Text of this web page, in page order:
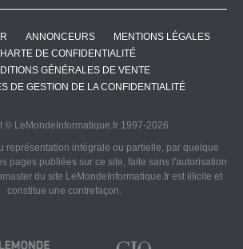
ANNONCEURS
MENTIONS LÉGALES
DE CONFIDENTIALITÉ
GÉNÉRALES DE VENTE
DE GESTION DE LA CONFIDENTIALITÉ
© LeMondeInformatique.fr 1997-2026
représentation intégrale ou partielle, par quelque
pages publiées sur ce site, faite sans l'autorisation
du site LeMondeInformatique.fr est illicite et
constitue une contrefaçon.